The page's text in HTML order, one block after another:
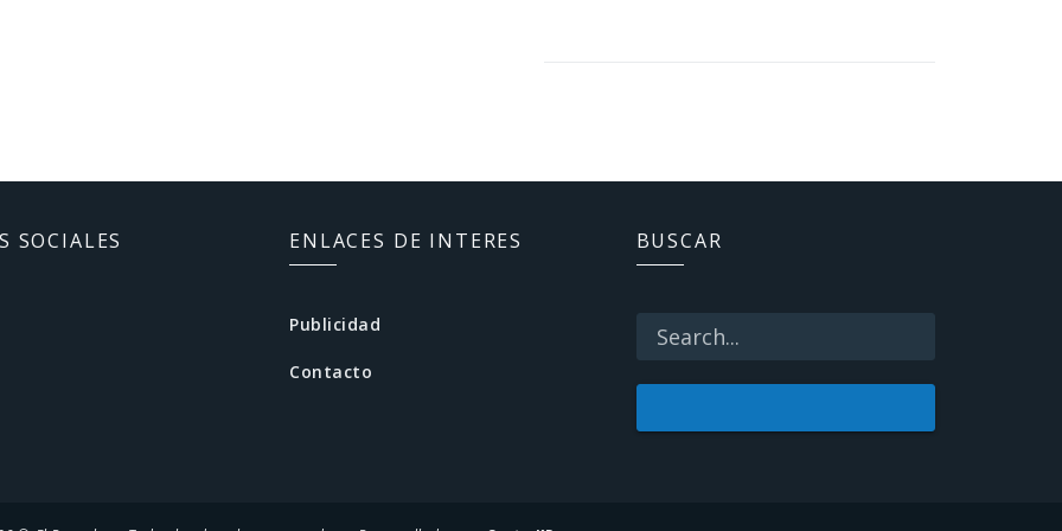
SOCIALES ENLACES DE INTERES
Publicidad
Contacto
BUSCAR